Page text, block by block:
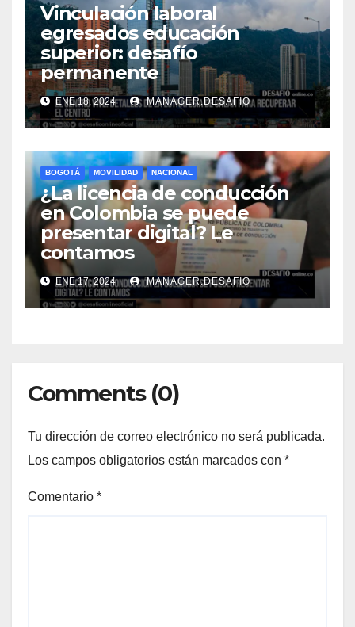
Vinculación laboral
egresados educación
superior: desafío
permanente
ENE 18, 2024 MANAGER.DESAFIO
BOGOTÁ MOVILIDAD NACIONAL
¿La licencia de conducción
en Colombia se puede
presentar digital? Le
contamos
ENE 17, 2024 MANAGER.DESAFIO
Comments (0)
Tu dirección de correo electrónico no será publicada.
Los campos obligatorios están marcados con *
Comentario *